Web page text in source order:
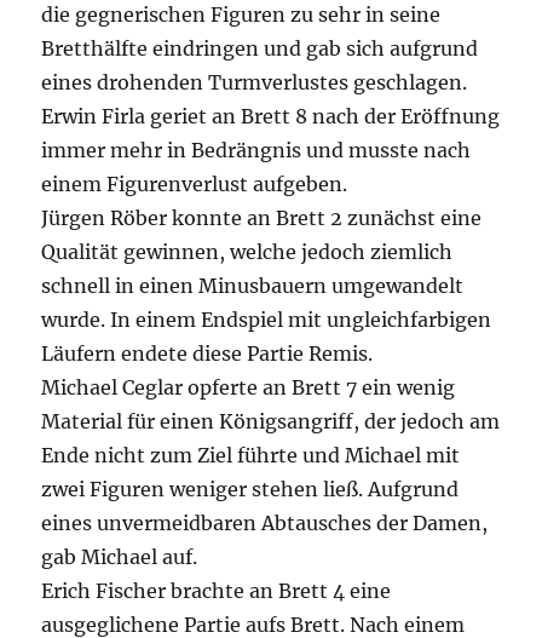
die gegnerischen Figuren zu sehr in seine
Bretthälfte eindringen und gab sich aufgrund
eines drohenden Turmverlustes geschlagen.
Erwin Firla geriet an Brett 8 nach der Eröffnung
immer mehr in Bedrängnis und musste nach
einem Figurenverlust aufgeben.
Jürgen Röber konnte an Brett 2 zunächst eine
Qualität gewinnen, welche jedoch ziemlich
schnell in einen Minusbauern umgewandelt
wurde. In einem Endspiel mit ungleichfarbigen
Läufern endete diese Partie Remis.
Michael Ceglar opferte an Brett 7 ein wenig
Material für einen Königsangriff, der jedoch am
Ende nicht zum Ziel führte und Michael mit
zwei Figuren weniger stehen ließ. Aufgrund
eines unvermeidbaren Abtausches der Damen,
gab Michael auf.
Erich Fischer brachte an Brett 4 eine
ausgeglichene Partie aufs Brett. Nach einem